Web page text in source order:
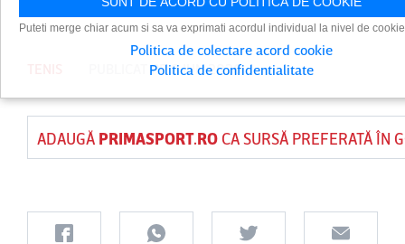
PUBLICAT PE 8 IUN 2026
ADAUGĂ PRIMASPORT.ROCA SURSĂ PREFERATĂ ÎN
Puteti merge chiar acum si sa va exprimati acordul individual la nivel de
Politica de colectare acord cookie
Politica de confidentialitate